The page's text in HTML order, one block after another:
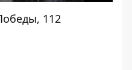
112